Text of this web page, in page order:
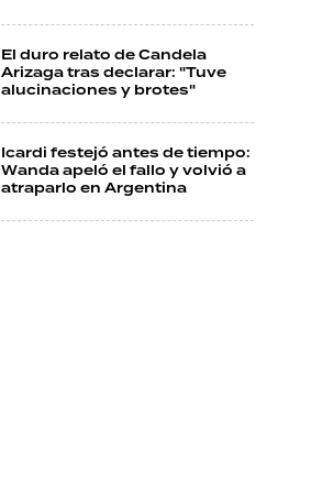
El duro relato de Candela
Arizaga tras declarar: "Tuve
alucinaciones y brotes"
Icardi festejó antes de tiempo:
Wanda apeló el fallo y volvió a
atraparlo en Argentina